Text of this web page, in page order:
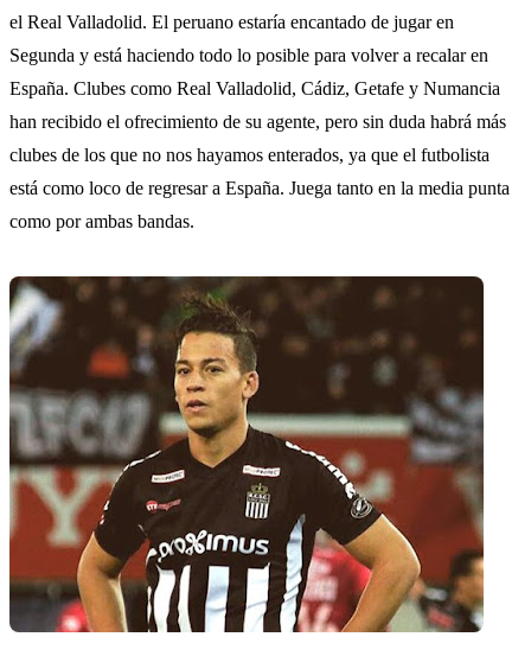
el Real Valladolid. El peruano estaría encantado de jugar en
Segunda y está haciendo todo lo posible para volver a recalar en
España. Clubes como Real Valladolid, Cádiz, Getafe y Numancia
han recibido el ofrecimiento de su agente, pero sin duda habrá más
clubes de los que no nos hayamos enterados, ya que el futbolista
está como loco de regresar a España. Juega tanto en la media punta
como por ambas bandas.